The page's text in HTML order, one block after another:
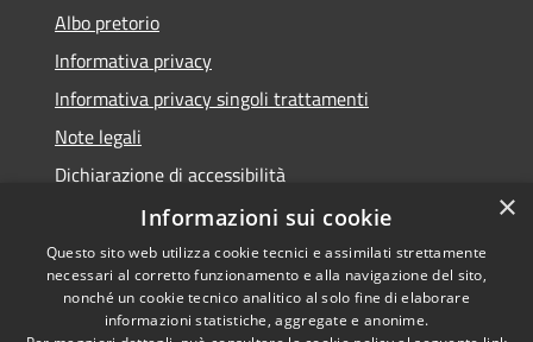
Albo pretorio
Informativa privacy
Informativa privacy singoli trattamenti
Note legali
Dichiarazione di accessibilità
Obiettivi di accessibilità
RSS Copyright © 2026 • Comune di
×
Informazioni sui cookie
Questo sito web utilizza cookie tecnici e assimilati strettamente
necessari al corretto funzionamento e alla navigazione del sito,
nonché un cookie tecnico analitico al solo fine di elaborare
informazioni statistiche, aggregate e anonime.